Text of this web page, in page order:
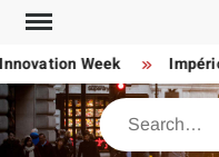
Skip
contentWeek Império
Search